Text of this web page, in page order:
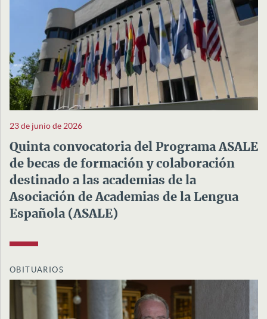
23 de junio de 2026
Quinta convocatoria del Programa ASALE
de becas de formación y colaboración
destinado a las academias de la
Asociación de Academias de la Lengua
Española (ASALE)
OBITUARIOS